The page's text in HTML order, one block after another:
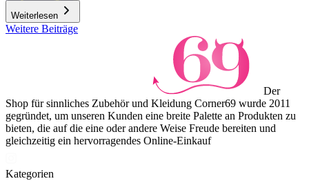
Weiterlesen
Weitere Beiträge
Der
Shop für sinnliches Zubehör und Kleidung Corner69 wurde 2011
gegründet, um unseren Kunden eine breite Palette an Produkten zu
bieten, die auf die eine oder andere Weise Freude bereiten und
gleichzeitig ein hervorragendes Online-Einkauf
Kategorien